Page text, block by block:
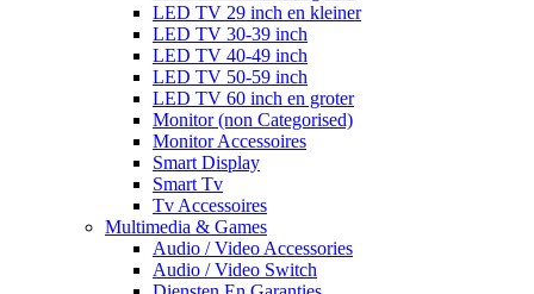
LED TV 29 inch en kleiner
LED TV 30-39 inch
LED TV 40-49 inch
LED TV 50-59 inch
LED TV 60 inch en groter
Monitor (non Categorised)
Monitor Accessoires
Smart Display
Smart Tv
Tv Accessoires
Multimedia & Games
Audio / Video Accessories
Audio / Video Switch